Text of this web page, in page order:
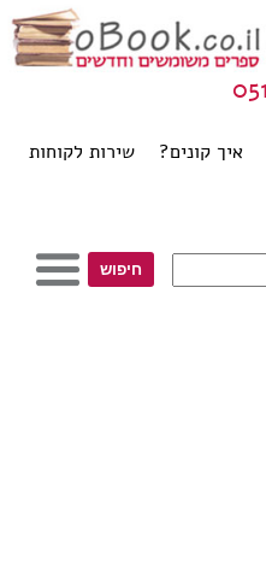
איך קונים?
שירות לקוחות